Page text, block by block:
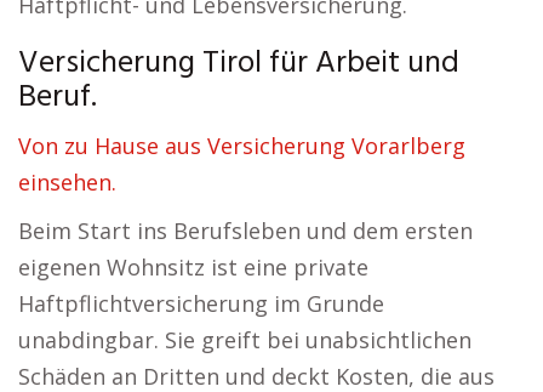
Versicherung Tirol für Arbeit und
Beruf.
Von zu Hause aus Versicherung Vorarlberg
einsehen.
Beim Start ins Berufsleben und dem ersten
eigenen Wohnsitz ist eine private
Haftpflichtversicherung im Grunde
unabdingbar. Sie greift bei unabsichtlichen
Schäden an Dritten und deckt Kosten, die aus